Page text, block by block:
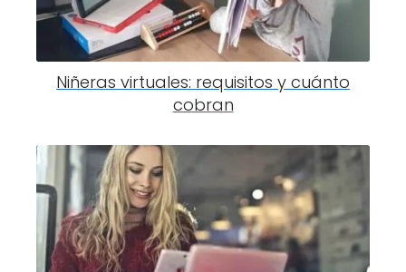
Niñeras virtuales: requisitos y cuánto
cobran